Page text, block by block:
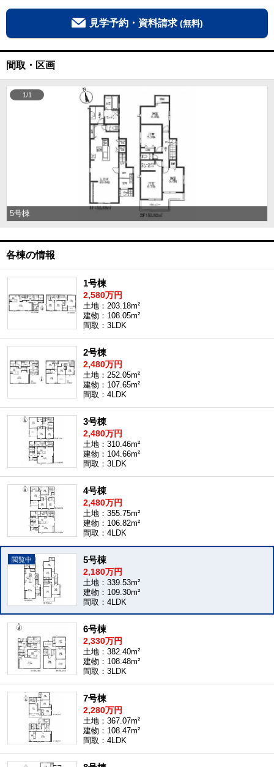
見学予約・資料請求 (無料)
間取・区画
5号棟
1/1
各棟の情報
1号棟
2,580万円
土地：203.18m²
建物：108.05m²
間取：3LDK
2号棟
2,480万円
土地：252.05m²
建物：107.65m²
間取：4LDK
3号棟
2,480万円
土地：310.46m²
建物：104.66m²
間取：3LDK
4号棟
2,480万円
土地：355.75m²
建物：106.82m²
間取：4LDK
5号棟
2,180万円
土地：339.53m²
建物：109.30m²
間取：4LDK
6号棟
2,330万円
土地：382.40m²
建物：108.48m²
間取：3LDK
7号棟
2,280万円
土地：367.07m²
建物：108.47m²
間取：4LDK